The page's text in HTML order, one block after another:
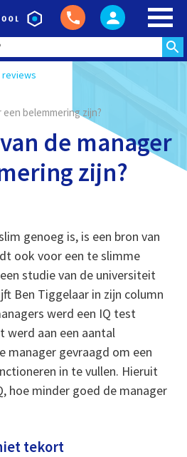
reviews
belemmering zijn?
de manager
zijn?
genoeg is, is een bron van
ook voor een te slimme
studie van de universiteit
Ben Tiggelaar in zijn column
werd een IQ test
werd aan een aantal
manager gevraagd om een
in te vullen. Hieruit
hoe minder goed de manager
tekort